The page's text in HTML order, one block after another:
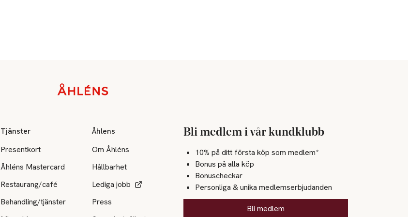
Tjänster
Presentkort
Åhléns Mastercard
Restaurang/café
Behandling/tjänster
Åhlens
Om Åhléns
Hållbarhet
Lediga jobb
Press
Bli medlem i vår kundklubb
10% på ditt första köp som medlem*
Bonus på alla köp
Bonuscheckar
Personliga & unika medlemserbjudanden
Bli medlem